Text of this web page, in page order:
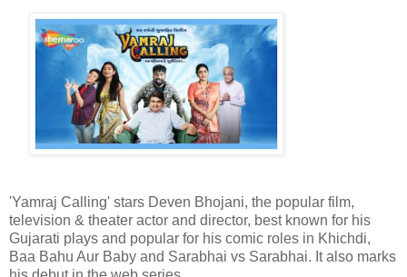
'Yamraj Calling' stars Deven Bhojani, the popular film,
television & theater actor and director, best known for his
Gujarati plays and popular for his comic roles in Khichdi,
Baa Bahu Aur Baby and Sarabhai vs Sarabhai. It also marks